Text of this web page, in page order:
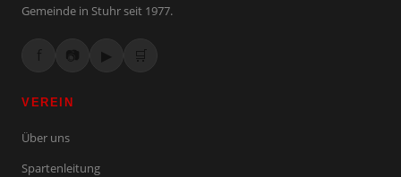
Gemeinde in Stuhr seit 1977.
f 📷 ▶ 🛒
VEREIN
Über uns
Spartenleitung